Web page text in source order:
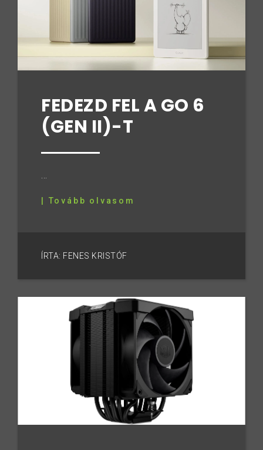
FEDEZD FEL A GO 6
(GEN II)-T
| Tovább olvasom
ÍRTA: FENES KRISTÓF